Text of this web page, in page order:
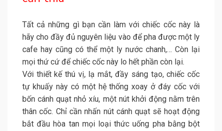
Tất cả những gì bạn cần làm với chiếc cốc này là
hãy cho đầy đủ nguyên liệu vào để pha được một ly
cafe hay cũng có thể một ly nước chanh,… Còn lại
mọi thứ cứ để chiếc cốc này lo hết phần còn lại.
Với thiết kế thú vị, lạ mắt, đầy sáng tạo, chiếc cốc
tự khuấy này có một hệ thống xoay ở đáy cốc với
bốn cánh quạt nhỏ xíu, một nút khởi động nằm trên
thân cốc. Chỉ cần nhấn nút cánh quạt sẽ hoạt động
bắt đầu hòa tan mọi loại thức uống pha bằng bột